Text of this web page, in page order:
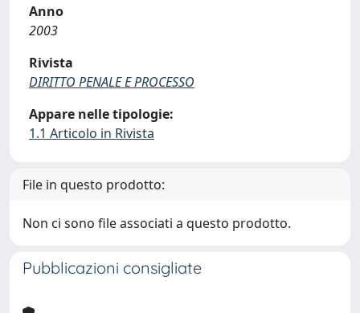
Anno
2003
Rivista
DIRITTO PENALE E PROCESSO
Appare nelle tipologie:
1.1 Articolo in Rivista
File in questo prodotto:
Non ci sono file associati a questo prodotto.
Pubblicazioni consigliate